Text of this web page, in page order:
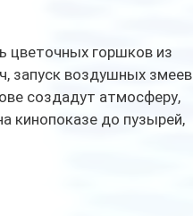
цветочных горшков из
запуск воздушных змеев
создадут атмосферу,
кинопоказе до пузырей,